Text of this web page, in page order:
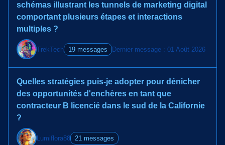
schémas illustrant les tunnels de marketing digital
comportant plusieurs étapes et interactions
multiples ?
TrekTech 19 messages Dernier message : 01 Août 2026
Quelles stratégies puis-je adopter pour dénicher
des opportunités d'enchères en tant que
contracteur B licencié dans le sud de la Californie
?
Lumiflora88
21 messages